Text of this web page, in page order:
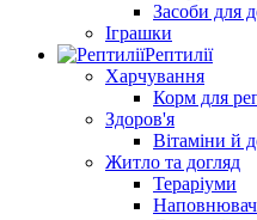
Засоби для
Іграшки
Рептилії
Харчування
Корм для
Здоров'я
Вітаміни й
Житло та догляд
Тераріуми